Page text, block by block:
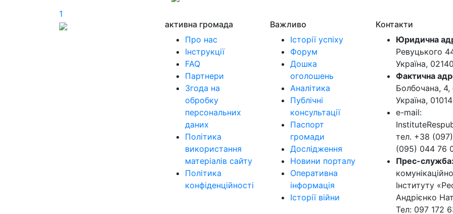
1
активна громада
Про нас
Інструкції
FAQ
Партнери
Згода на
обробку
персональних
даних
Політика
використання
матеріалів сайту
Політика
конфіденційності
Важливо
Історії успіху
Форум
Дошка
оголошень
Аналітика
Публічні
консультації
Паспорт
громади
Дослідження
Новини порталу
Оперативна
інформація
Історії війни
Контакти
Юридична
Ревуцького
Україна, 02140
Фактична
Болбочана, 4,
Україна, 01014
e-mail:
тел. +38
(095) 044 76
Прес-служба:
Інституту
Андрієнко
Тел: 097 172